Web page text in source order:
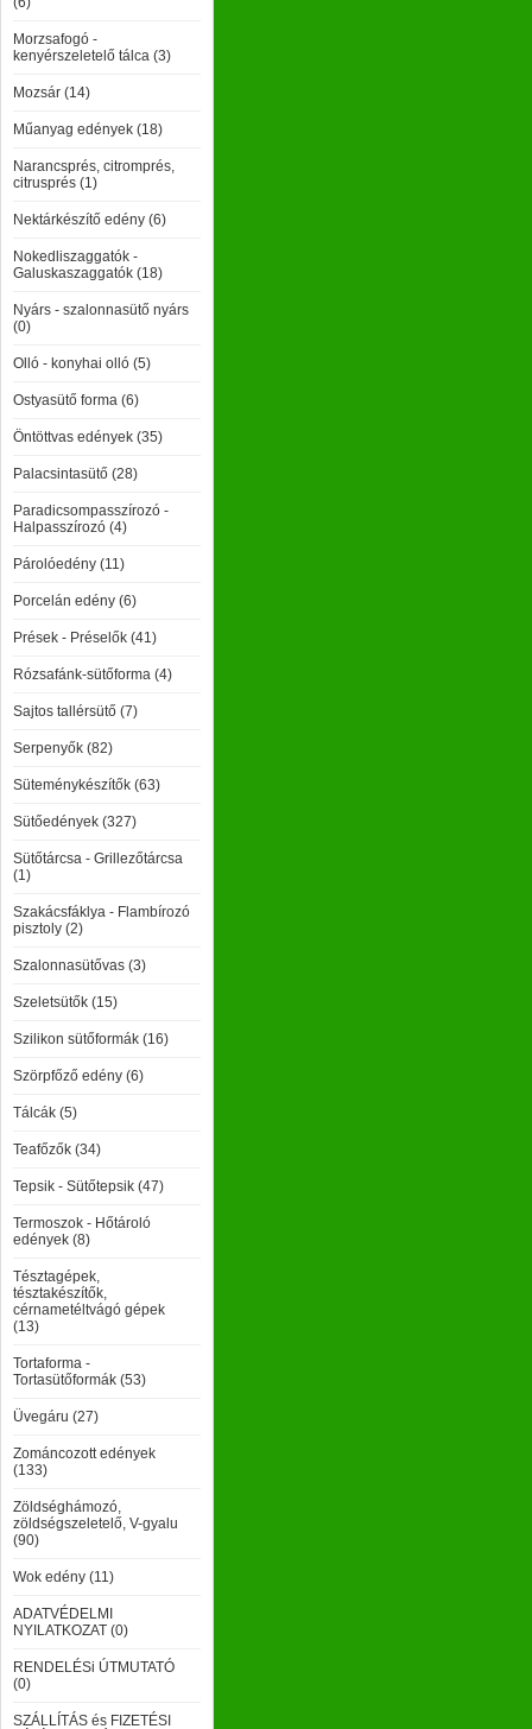
Morzsafogó -
kenyérszeletelő tálca (3)
Mozsár (14)
Műanyag edények (18)
Narancsprés, citromprés,
citrusprés (1)
Nektárkészítő edény (6)
Nokedliszaggatók -
Galuskaszaggatók (18)
Nyárs - szalonnasütő nyárs
(0)
Olló - konyhai olló (5)
Ostyasütő forma (6)
Öntöttvas edények (35)
Palacsintasütő (28)
Paradicsompasszírozó -
Halpasszírozó (4)
Párolóedény (11)
Porcelán edény (6)
Prések - Préselők (41)
Rózsafánk-sütőforma (4)
Sajtos tallérsütő (7)
Serpenyők (82)
Süteménykészítők (63)
Sütőedények (327)
Sütőtárcsa - Grillezőtárcsa
(1)
Szakácsfáklya - Flambírozó
pisztoly (2)
Szalonnasütővas (3)
Szeletsütők (15)
Szilikon sütőformák (16)
Szörpfőző edény (6)
Tálcák (5)
Teafőzők (34)
Tepsik - Sütőtepsik (47)
Termoszok - Hőtároló
edények (8)
Tésztagépek,
tésztakészítők,
cérnametéltvágó gépek
(13)
Tortaforma -
Tortasütőformák (53)
Üvegáru (27)
Zománcozott edények
(133)
Zöldséghámozó,
zöldségszeletelő, V-gyalu
(90)
Wok edény (11)
ADATVÉDELMI
NYILATKOZAT (0)
RENDELÉSi ÚTMUTATÓ
(0)
SZÁLLÍTÁS és FIZETÉSI